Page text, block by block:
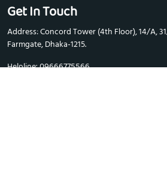
Get In Touch
Address: Concord Tower (4th Floor), 14/A,
Farmgate, Dhaka-1215.
Helpline: 09666775566